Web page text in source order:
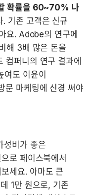
확률을 60~70% 나
. 기존 고객은 신규
요. Adobe의 연구에
해 3배 많은 돈을
컴퍼니의 연구 결과에
도 이윤이
마케팅에 신경 써야
성비가 좋은
로 페이스북에서
세요. 아마도 큰
1만 원으로, 기존